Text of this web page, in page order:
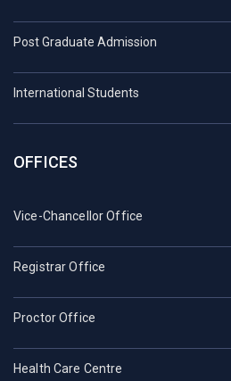
Post Graduate Admission
International Students
OFFICES
Vice-Chancellor Office
Registrar Office
Proctor Office
Health Care Centre